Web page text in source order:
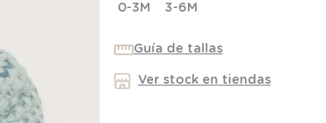
0-3M 3-6M
Guía de tallas
Ver stock en tiendas